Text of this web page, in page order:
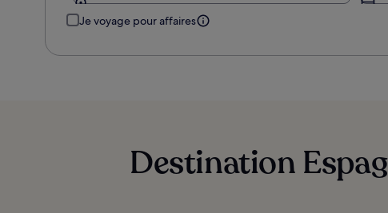
Je voyage pour affaires
Destination